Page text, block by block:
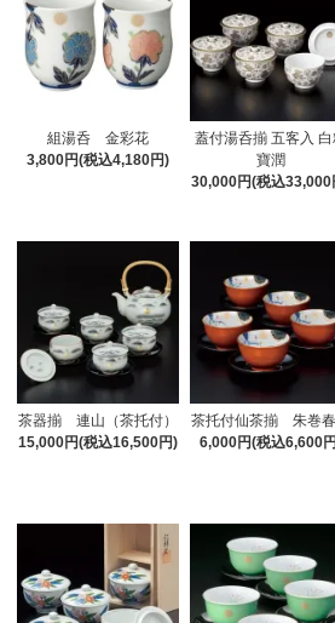
組湯呑 金彩花
3,800円(税込4,180円)
蓋付湯呑揃 五客入
寶潤
30,000円(税込33,000
茶器揃 連山（茶托付）
15,000円(税込16,500円)
茶托付仙茶揃 朱巻
6,000円(税込6,600